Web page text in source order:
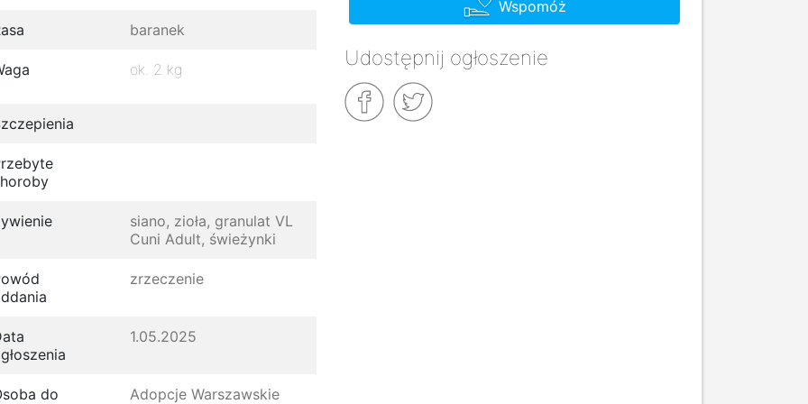
baranek
ok. 2 kg
siano, zioła, granulat VL
Cuni Adult, świeżynki
zrzeczenie
1.05.2025
do
Adopcje Warszawskie
Wspomóż
Udostępnij ogłoszenie